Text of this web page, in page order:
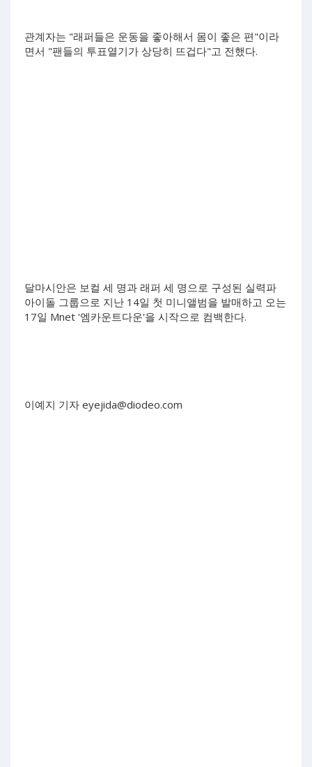
관계자는 "래퍼들은 운동을 좋아해서 몸이 좋은 편"이라
면서 "팬들의 투표열기가 상당히 뜨겁다"고 전했다.
달마시안은 보컬 세 명과 래퍼 세 명으로 구성된 실력파
아이돌 그룹으로 지난 14일 첫 미니앨범을 발매하고 오는
17일 Mnet '엠카운트다운'을 시작으로 컴백한다.
이예지 기자 eyejida@diodeo.com